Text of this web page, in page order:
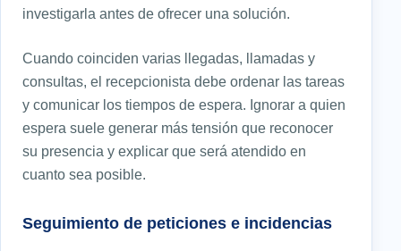
investigarla antes de ofrecer una solución.
Cuando coinciden varias llegadas, llamadas y
consultas, el recepcionista debe ordenar las tareas
y comunicar los tiempos de espera. Ignorar a quien
espera suele generar más tensión que reconocer
su presencia y explicar que será atendido en
cuanto sea posible.
Seguimiento de peticiones e incidencias